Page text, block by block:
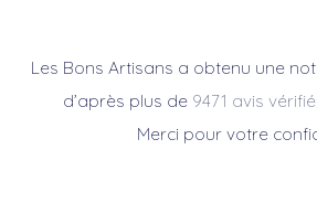
Les Bons Artisans a obtenu une
d’après plus de 9471 avis
Merci pour votre